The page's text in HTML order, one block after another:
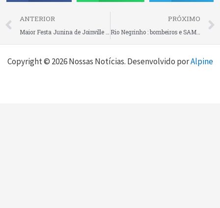
Prev
ANTERIOR PRÓXIMO
Rio Negrinho : bombeiros e SAMU realizam palestra sobre prevenção de engasgos em bebês na Fundação Hospitalar
Copyright © 2026 Nossas Notícias. Desenvolvido porAlpine